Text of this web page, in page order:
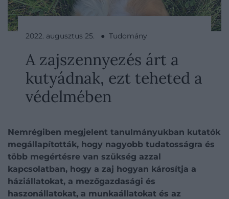
2022. augusztus 25. ● Tudomány
A zajszennyezés árt a
kutyádnak, ezt teheted a
védelmében
Nemrégiben megjelent tanulmányukban kutatók
megállapították, hogy nagyobb tudatosságra és
több megértésre van szükség azzal
kapcsolatban, hogy a zaj hogyan károsítja a
háziállatokat, a mezőgazdasági és
haszonállatokat, a munkaállatokat és az